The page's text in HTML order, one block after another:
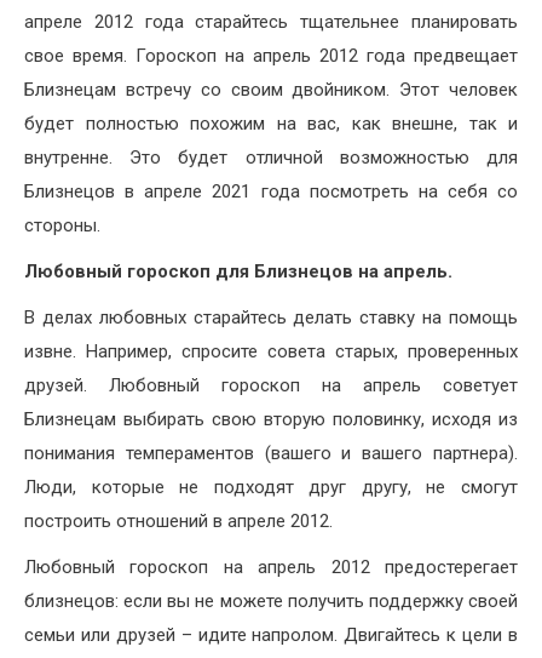
апреле 2012 года старайтесь тщательнее планировать
свое время. Гороскоп на апрель 2012 года предвещает
Близнецам встречу со своим двойником. Этот человек
будет полностью похожим на вас, как внешне, так и
внутренне. Это будет отличной возможностью для
Близнецов в апреле 2021 года посмотреть на себя со
стороны.
Любовный гороскоп для Близнецов на апрель.
В делах любовных старайтесь делать ставку на помощь
извне. Например, спросите совета старых, проверенных
друзей. Любовный гороскоп на апрель советует
Близнецам выбирать свою вторую половинку, исходя из
понимания темпераментов (вашего и вашего партнера).
Люди, которые не подходят друг другу, не смогут
построить отношений в апреле 2012.
Любовный гороскоп на апрель 2012 предостерегает
близнецов: если вы не можете получить поддержку своей
семьи или друзей – идите напролом. Двигайтесь к цели в